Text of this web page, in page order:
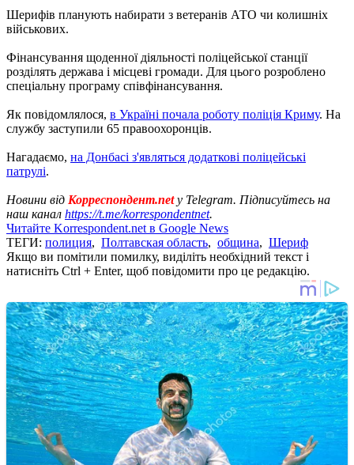
Шерифів планують набирати з ветеранів АТО чи колишніх
військових.
Фінансування щоденної діяльності поліцейської станції
розділять держава і місцеві громади. Для цього розроблено
спеціальну програму співфінансування.
Як повідомлялося, в Україні почала роботу поліція Криму. На
службу заступили 65 правоохоронців.
Нагадаємо, на Донбасі з'являться додаткові поліцейські
патрулі.
Новини від Корреспондент.netу Telegram. Підписуйтесь на
наш канал https://t.me/korrespondentnet.
Читайте Korrespondent.net в Google News
ТЕГИ: полиция, Полтавская область, община, Шериф
Якщо ви помітили помилку, виділіть необхідний текст і
натисніть Ctrl + Enter, щоб повідомити про це редакцію.